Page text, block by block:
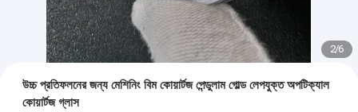
2/6
উচ্চ প্রতিফলনের জন্য মেশিনিং বিম কোয়ার্টজ পেন্ডুলাম গোল্ড লেপযুক্ত অপটিক্যাল
কোয়ার্টজ গ্লাস